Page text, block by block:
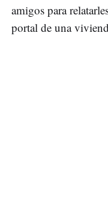
amigos para
portal de una